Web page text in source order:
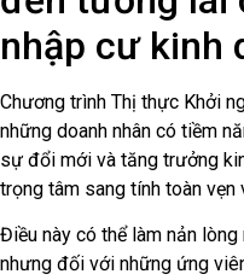
nhập cư kinh
Chương trình Thị thực Khởi
những doanh nhân có tiềm
sự đổi mới và tăng trưởng
trọng tâm sang tính toàn vẹn
Điều này có thể làm nản
nhưng đối với những ứng